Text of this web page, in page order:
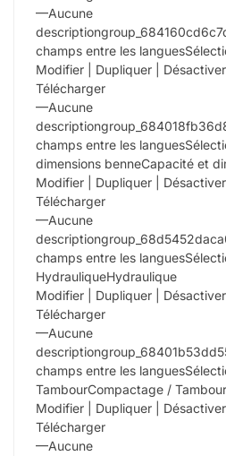
—Aucune
champs entre les
Modifier | Dupliquer | Désactiver
Télécharger
—Aucune
champs entre les
dimensions benneCapacité et
Modifier | Dupliquer | Désactiver
Télécharger
—Aucune
champs entre les
HydrauliqueHydraulique
Modifier | Dupliquer | Désactiver
Télécharger
—Aucune
champs entre les
TambourCompactage / Tambour
Modifier | Dupliquer | Désactiver
Télécharger
—Aucune